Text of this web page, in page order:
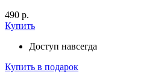
490 р.
Купить
Доступ навсегда
Купить в подарок